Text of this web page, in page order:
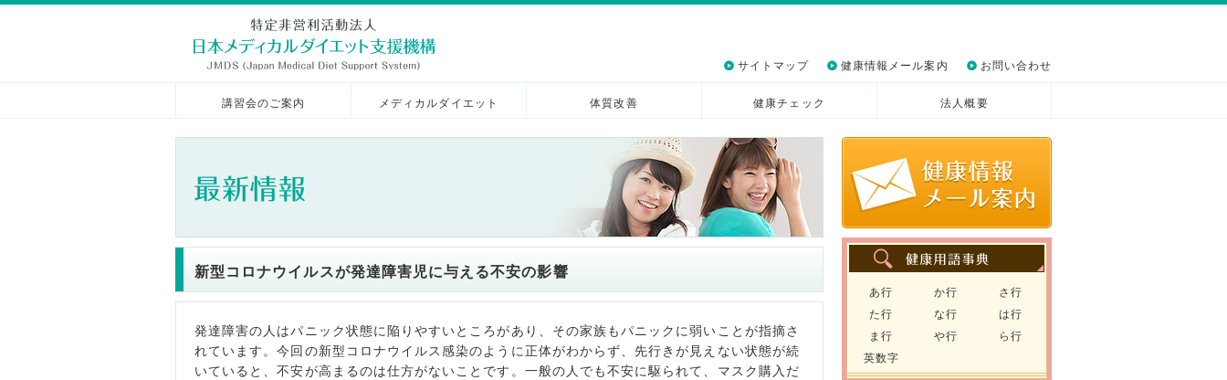
サイトマップ 健康情報メール案内 お問い合わせ
講習会のご案内 メディカルダイエット 体質改善 健康チェック 法人概要
新型コロナウイルスが発達障害児に与える不安の影響
発達障害の人はパニック状態に陥りやすいところがあり、その家族もパニックに弱いことが指摘さ
れています。今回の新型コロナウイルス感染のように正体がわからず、先行きが見えない状態が続
いていると、不安が高まるのは仕方がないことです。一般の人でも不安に駆られて、マスク購入だ
あ行 か行
さ行
た行
な行
は行
ま行
や行
ら行
英数字